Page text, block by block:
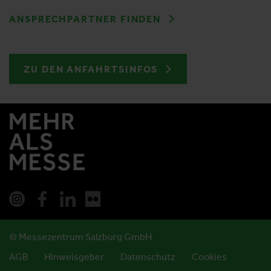
ANSPRECHPARTNER FINDEN
ZU DEN ANFAHRTSINFOS
© Messezentrum Salzburg GmbH
AGB
Hinweisgeber Datenschutz Cookies